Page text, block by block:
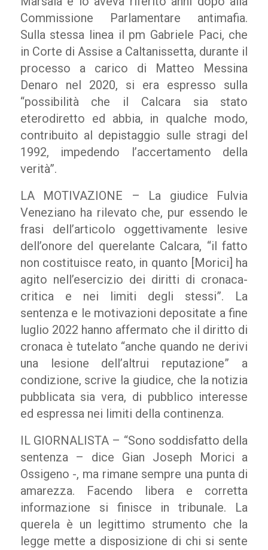
Commissione Parlamentare antimafia.
Sulla stessa linea il pm Gabriele Paci, che
in Corte di Assise a Caltanissetta, durante il
processo a carico di Matteo Messina
Denaro nel 2020, si era espresso sulla
“possibilità che il Calcara sia stato
eterodiretto ed abbia, in qualche modo,
contribuito al depistaggio sulle stragi del
1992, impedendo l’accertamento della
verità”.
LA MOTIVAZIONE – La giudice Fulvia
Veneziano ha rilevato che, pur essendo le
frasi dell’articolo oggettivamente lesive
dell’onore del querelante Calcara, “il fatto
non costituisce reato, in quanto [Morici] ha
agito nell’esercizio dei diritti di cronaca-
critica e nei limiti degli stessi”. La
sentenza e le motivazioni depositate a fine
luglio 2022 hanno affermato che il diritto di
cronaca è tutelato “anche quando ne derivi
una lesione dell’altrui reputazione” a
condizione, scrive la giudice, che la notizia
pubblicata sia vera, di pubblico interesse
ed espressa nei limiti della continenza.
IL GIORNALISTA – “Sono soddisfatto della
sentenza – dice Gian Joseph Morici a
Ossigeno -, ma rimane sempre una punta di
amarezza. Facendo libera e corretta
informazione si finisce in tribunale. La
querela è un legittimo strumento che la
legge mette a disposizione di chi si sente